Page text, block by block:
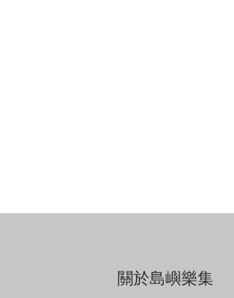
關於島嶼樂集